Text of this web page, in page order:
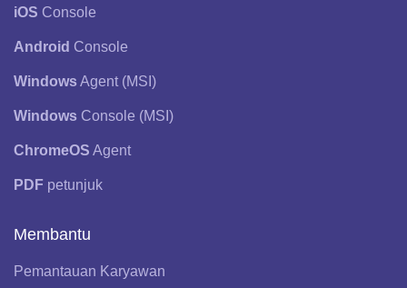
iOS Console
Android Console
WindowsAgent (MSI)
Windows Console (MSI)
ChromeOS Agent
PDF petunjuk
Membantu
Pemantauan Karyawan